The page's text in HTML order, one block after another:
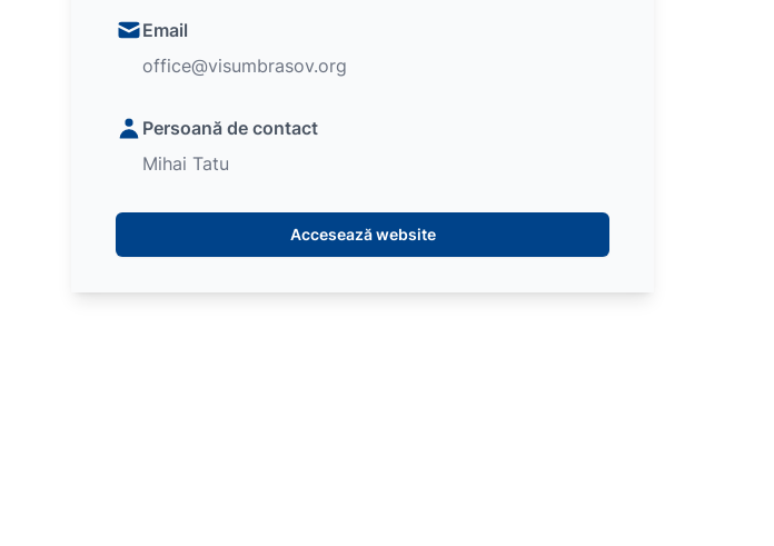
Email
office@visumbrasov.org
Persoană de contact
Mihai Tatu
Accesează website